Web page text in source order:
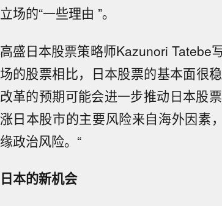
立场的“一些理由 ”。
高盛日本股票策略师Kazunori Tatebe
场的股票相比，日本股票的基本面很
改革的预期可能会进一步推动日本股
涨日本股市的主要风险来自海外因素
缘政治风险。“
日本的新机会